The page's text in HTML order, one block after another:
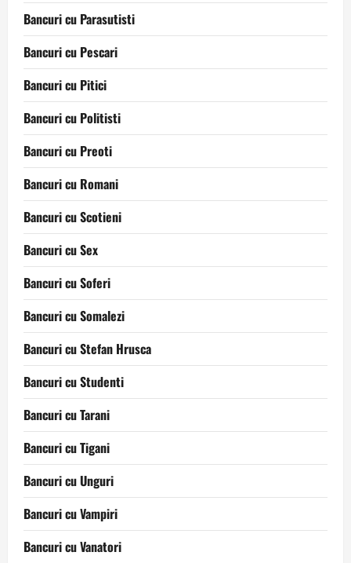
Bancuri cu Parasutisti
Bancuri cu Pescari
Bancuri cu Pitici
Bancuri cu Politisti
Bancuri cu Preoti
Bancuri cu Romani
Bancuri cu Scotieni
Bancuri cu Sex
Bancuri cu Soferi
Bancuri cu Somalezi
Bancuri cu Stefan Hrusca
Bancuri cu Studenti
Bancuri cu Tarani
Bancuri cu Tigani
Bancuri cu Unguri
Bancuri cu Vampiri
Bancuri cu Vanatori